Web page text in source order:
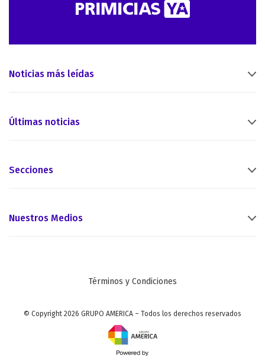
Noticias más leídas
Últimas noticias
Secciones
Nuestros Medios
Términos y Condiciones
© Copyright 2026 GRUPO AMERICA – Todos los derechos reservados